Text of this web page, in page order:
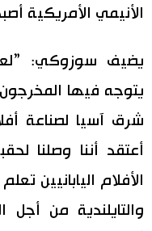
الأنيمي الأمريكية
يضيف سوزوكي:
يتوجه فيها المخرجون
شرق آسيا لصناعة
أعتقد أننا وصلنا
الأفلام اليابانيين
والتايلندية من أجل